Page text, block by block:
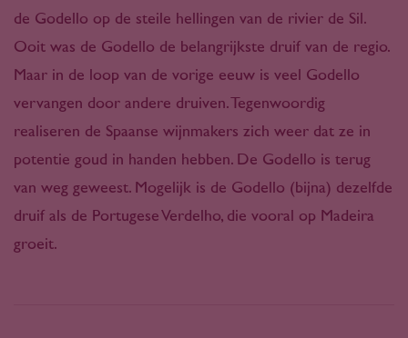
de Godello op de steile hellingen van de rivier de Sil.
Ooit was de Godello de belangrijkste druif van de regio.
Maar in de loop van de vorige eeuw is veel Godello
vervangen door andere druiven. Tegenwoordig
realiseren de Spaanse wijnmakers zich weer dat ze in
potentie goud in handen hebben. De Godello is terug
van weg geweest. Mogelijk is de Godello (bijna) dezelfde
druif als de Portugese Verdelho, die vooral op Madeira
groeit.